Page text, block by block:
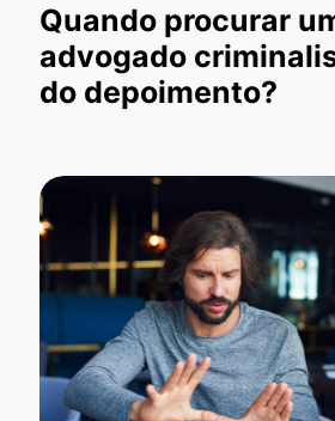
Quando procurar
advogado
do depoimento?